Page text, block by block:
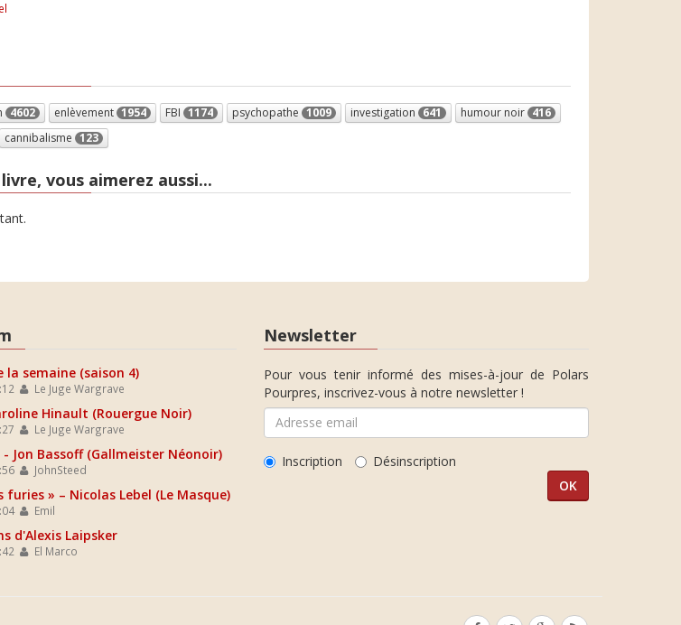
4602 enlèvement 1954 FBI 1174 psychopathe 1009 investigation 641 humour noir 416
cannibalisme 123
vous aimerez aussi...
la semaine (saison 4)
Le Juge Wargrave
Hinault (Rouergue Noir)
Le Juge Wargrave
Jon Bassoff (Gallmeister Néonoir)
JohnSteed
furies » – Nicolas Lebel (Le Masque)
Emil
d'Alexis Laipsker
El Marco
Newsletter
Pour vous tenir informé des mises-à-jour de Polars
Pourpres, inscrivez-vous à notre newsletter !
Inscription Désinscription